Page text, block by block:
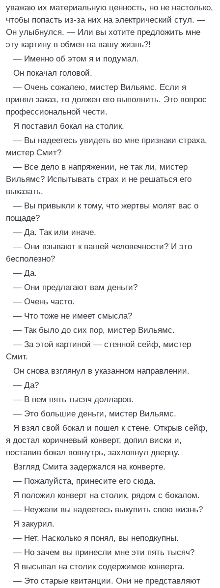
уважаю их материальную ценность, но не настолько,
чтобы попасть из-за них на электрический стул. —
Он улыбнулся. — Или вы хотите предложить мне
эту картину в обмен на вашу жизнь?!
— Именно об этом я и подумал.
Он покачал головой.
— Очень сожалею, мистер Вильямс. Если я
принял заказ, то должен его выполнить. Это вопрос
профессиональной чести.
Я поставил бокал на столик.
— Вы надеетесь увидеть во мне признаки страха,
мистер Смит?
— Все дело в напряжении, не так ли, мистер
Вильямс? Испытывать страх и не решаться его
выказать.
— Вы привыкли к тому, что жертвы молят вас о
пощаде?
— Да. Так или иначе.
— Они взывают к вашей человечности? И это
бесполезно?
— Да.
— Они предлагают вам деньги?
— Очень часто.
— Что тоже не имеет смысла?
— Так было до сих пор, мистер Вильямс.
— За этой картиной — стенной сейф, мистер
Смит.
Он снова взглянул в указанном направлении.
— Да?
— В нем пять тысяч долларов.
— Это большие деньги, мистер Вильямс.
Я взял свой бокал и пошел к стене. Открыв сейф,
я достал коричневый конверт, допил виски и,
поставив бокал вовнутрь, захлопнул дверцу.
Взгляд Смита задержался на конверте.
— Пожалуйста, принесите его сюда.
Я положил конверт на столик, рядом с бокалом.
— Неужели вы надеетесь выкупить свою жизнь?
Я закурил.
— Нет. Насколько я понял, вы неподкупны.
— Но зачем вы принесли мне эти пять тысяч?
Я высыпал на столик содержимое конверта.
— Это старые квитанции. Они не представляют